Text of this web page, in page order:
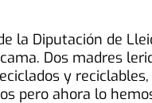
la Diputación de
Dos madres
y
pero ahora lo